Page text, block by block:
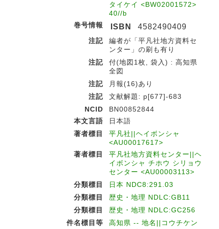
タイケイ <BW02001572>
40//b
巻号情報
ISBN 4582490409
注記
編者が「平凡社地方資料セ
ンター」の刷も有り
注記
付(地図1枚, 袋入) : 高知県
全図
注記
月報(16)あり
注記
文献解題: p[677]-683
NCID
BN00852844
本文言語
日本語
著者標目
平凡社||ヘイボンシャ
<AU00017617>
著者標目
平凡社地方資料センター||ヘ
イボンシャ チホウ シリョウ
センター <AU00003113>
分類標目
日本 NDC8:291.03
分類標目
歴史・地理 NDLC:GB11
分類標目
歴史・地理 NDLC:GC256
件名標目等
高知県 -- 地名||コウチケン